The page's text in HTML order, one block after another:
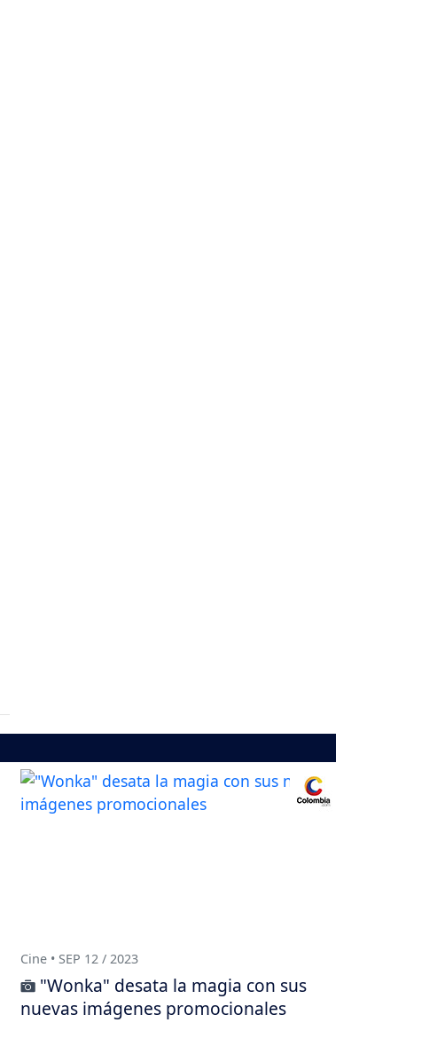
Cine • SEP 12 / 2023
"Wonka" desata la magia con sus
nuevas imágenes promocionales